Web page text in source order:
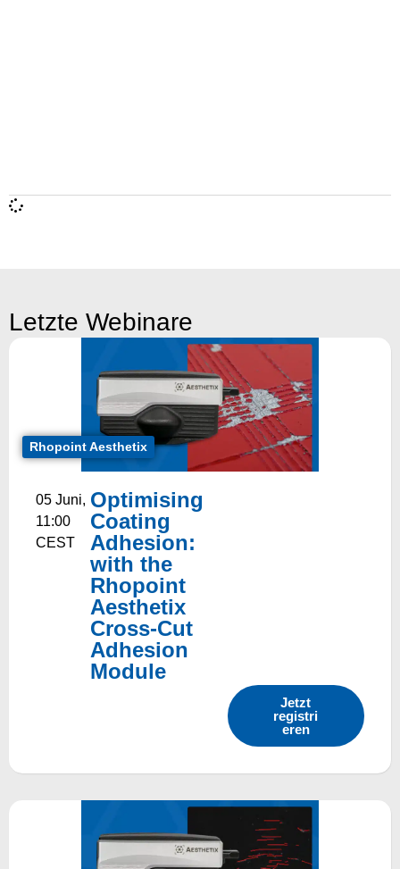
Letzte Webinare
Rhopoint Aesthetix
05 Juni,
11:00
CEST
Optimising
Coating
Adhesion:
with the
Rhopoint
Aesthetix
Cross-Cut
Adhesion
Module
Jetzt
registri
eren